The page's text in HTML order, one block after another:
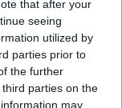
that after your
seeing
utilized by
parties prior to
the further
parties on the
may
χωρίς να